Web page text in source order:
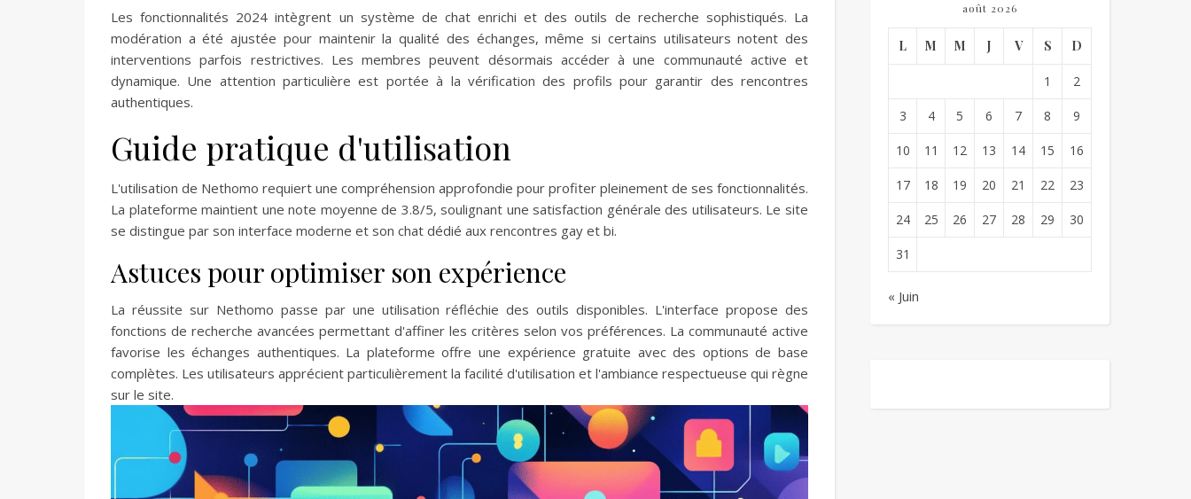
Les fonctionnalités 2024 intègrent un système de chat enrichi et des outils de recherche sophistiqués. La
modération a été ajustée pour maintenir la qualité des échanges, même si certains utilisateurs notent des
interventions parfois restrictives. Les membres peuvent désormais accéder à une communauté active et
dynamique. Une attention particulière est portée à la vérification des profils pour garantir des rencontres
authentiques.
Guide pratique d'utilisation
L'utilisation de Nethomo requiert une compréhension approfondie pour profiter pleinement de ses fonctionnalités.
La plateforme maintient une note moyenne de 3.8/5, soulignant une satisfaction générale des utilisateurs. Le site
se distingue par son interface moderne et son chat dédié aux rencontres gay et bi.
Astuces pour optimiser son expérience
La réussite sur Nethomo passe par une utilisation réfléchie des outils disponibles. L'interface propose des
fonctions de recherche avancées permettant d'affiner les critères selon vos préférences. La communauté active
favorise les échanges authentiques. La plateforme offre une expérience gratuite avec des options de base
complètes. Les utilisateurs apprécient particulièrement la facilité d'utilisation et l'ambiance respectueuse qui règne
sur le site.
août 2026
L M M J V S D
1 2
3 4 5 6 7 8 9
10 11 12 13 14 15 16
17 18 19 20 21 22 23
24 25 26 27 28 29 30
31
« Juin